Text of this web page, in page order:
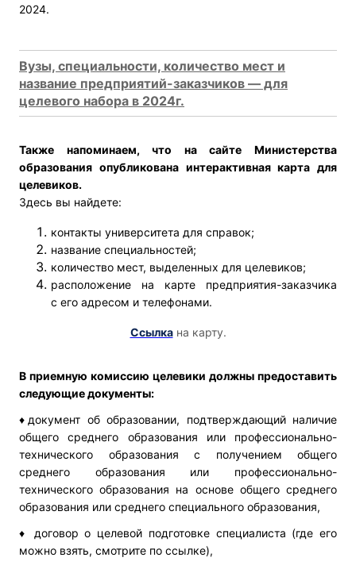
2024.
Вузы, специальности, количество мест и
название предприятий-заказчиков — для
целевого набора в 2024г.
Также напоминаем, что на сайте Министерства
образования опубликована интерактивная карта для
целевиков.
Здесь вы найдете:
контакты университета для справок;
название специальностей;
количество мест, выделенных для целевиков;
расположение на карте предприятия-заказчика
с его адресом и телефонами.
Ссылкана карту.
В приемную комиссию целевики должны предоставить
следующие документы:
♦документ об образовании, подтверждающий наличие
общего среднего образования или профессионально-
технического образования с получением общего
среднего образования или профессионально-
технического образования на основе общего среднего
образования или среднего специального образования,
♦ договор о целевой подготовке специалиста (где его
можно взять, смотрите по ссылке),